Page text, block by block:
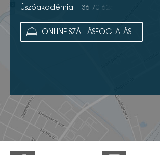
Úszóakadémia: +36 70 625 5162
ONLINE SZÁLLÁSFOGLALÁS